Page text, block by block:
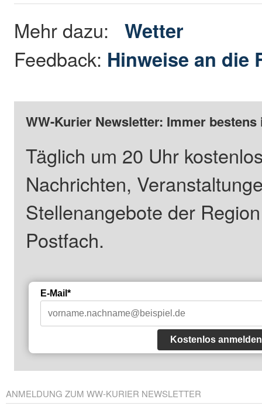
Mehr dazu:Wetter
Feedback: Hinweise an die
WW-Kurier Newsletter: Immer
Täglich um 20 Uhr
Nachrichten,
Stellenangebote der
Postfach.
E-Mail*
Kostenlos anmelden
ANMELDUNG ZUM WW-KURIER NEWSLETTER